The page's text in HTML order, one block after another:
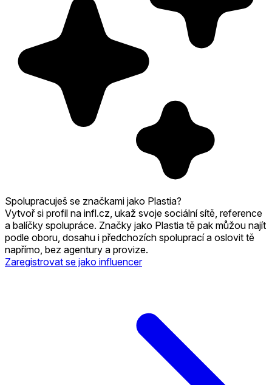
Spolupracuješ se značkami jako Plastia?
Vytvoř si profil na infl.cz, ukaž svoje sociální sítě, reference
a balíčky spolupráce. Značky jako Plastia tě pak můžou najít
podle oboru, dosahu i předchozích spoluprací a oslovit tě
napřímo, bez agentury a provize.
Zaregistrovat se jako influencer